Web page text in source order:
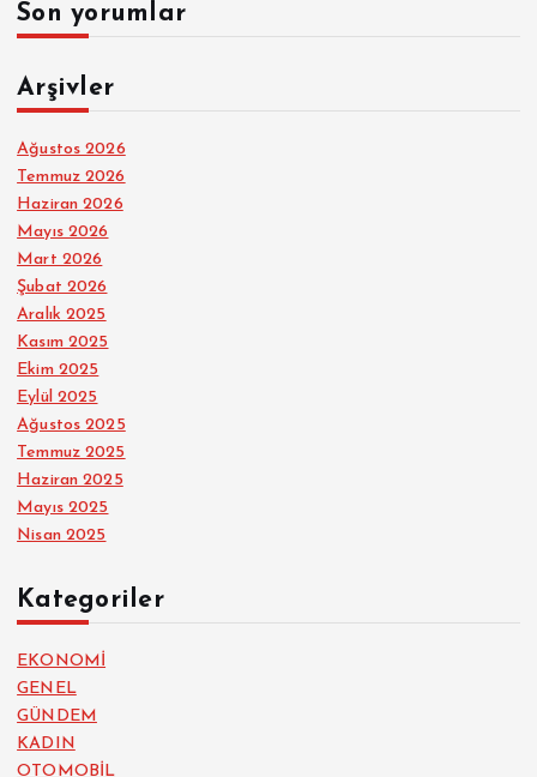
Son yorumlar
Arşivler
Ağustos 2026
Temmuz 2026
Haziran 2026
Mayıs 2026
Mart 2026
Şubat 2026
Aralık 2025
Kasım 2025
Ekim 2025
Eylül 2025
Ağustos 2025
Temmuz 2025
Haziran 2025
Mayıs 2025
Nisan 2025
Kategoriler
EKONOMİ
GENEL
GÜNDEM
KADIN
OTOMOBİL